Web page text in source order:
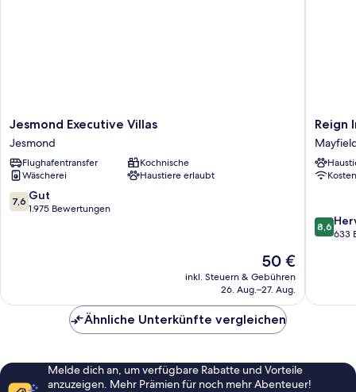
Jesmond
Executive
Villas
Jesmond
Jesmond Executive Villas
Jesmond
Flughafentransfer
Kochnische
Wäscherei
Haustiere erlaubt
7.6
von
7,6 Gut
1.975 Bewertungen
Der
Preis
beträgt
50 €
inkl. Steuern & Gebühren
26. Aug.–27. Aug.
Reign
Inn
West
Reign
8.6
von
8,6
633
Ähnliche Unterkünfte vergleichen
Melde dich an, um verfügbare Rabatte und Vorteile
anzuzeigen. Mehr Prämien für noch mehr Abenteuer!